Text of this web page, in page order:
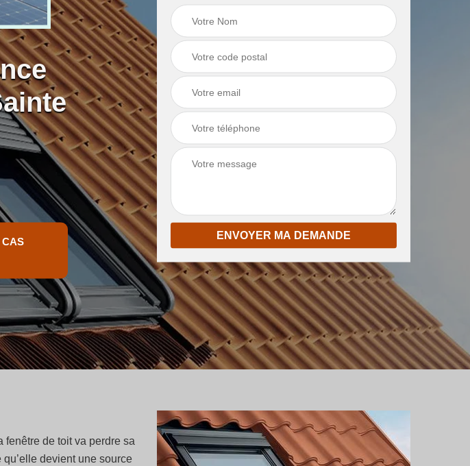
CAS
fenêtre de toit va perdre sa
devient une source